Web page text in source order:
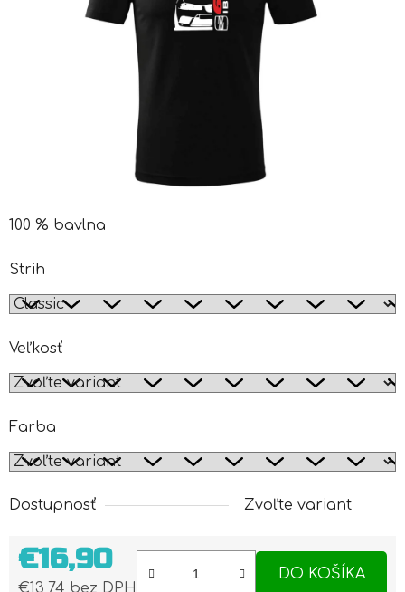
100 % bavlna
Strih
Veľkosť
Farba
Dostupnosť Zvoľte variant
€16,90
€13,74 bez DPH
DO KOŠÍKA